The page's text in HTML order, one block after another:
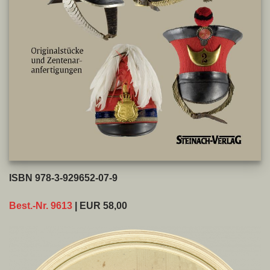
ISBN 978-3-929652-07-9
Best.-Nr. 9613 | EUR 58,00